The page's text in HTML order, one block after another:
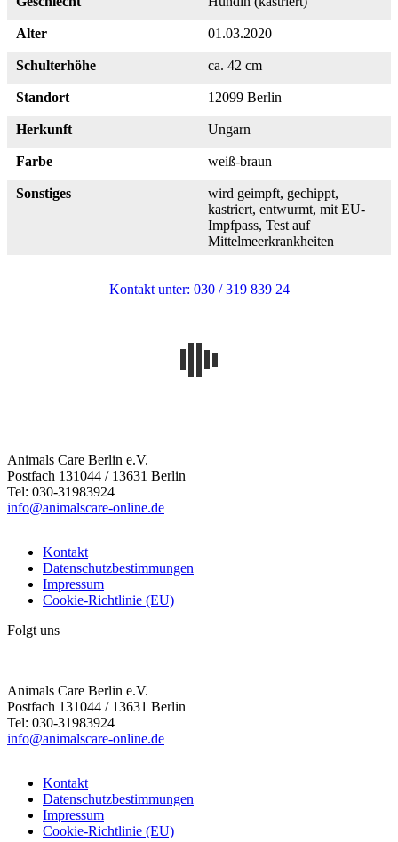
Alter 01.03.2020
Schulterhöhe ca. 42 cm
Standort 12099 Berlin
Herkunft Ungarn
Farbe weiß-braun
Sonstiges
wird geimpft, gechippt,
kastriert, entwurmt, mit EU-
Impfpass, Test auf
Mittelmeerkrankheiten
Kontakt unter: 030 / 319 839 24
Animals Care Berlin e.V.
Postfach 131044 / 13631 Berlin
Tel: 030-31983924
info@animalscare-online.de
Kontakt
Datenschutzbestimmungen
Impressum
Cookie-Richtlinie (EU)
Folgt uns
Animals Care Berlin e.V.
Postfach 131044 / 13631 Berlin
Tel: 030-31983924
info@animalscare-online.de
Kontakt
Datenschutzbestimmungen
Impressum
Cookie-Richtlinie (EU)